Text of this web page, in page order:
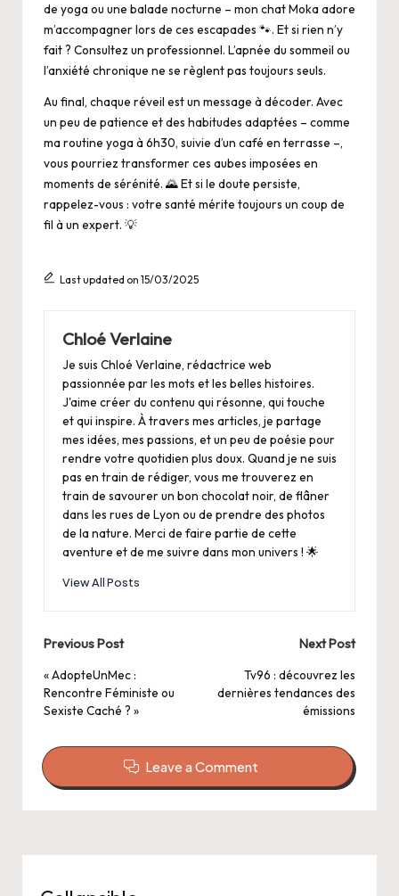
de yoga ou une balade nocturne – mon chat Moka adore
m’accompagner lors de ces escapades 🐾. Et si rien n’y
fait ? Consultez un professionnel. L’apnée du sommeil ou
l’anxiété chronique ne se règlent pas toujours seuls.
Au final, chaque réveil est un message à décoder. Avec
un peu de patience et des habitudes adaptées – comme
ma routine yoga à 6h30, suivie d’un café en terrasse –,
vous pourriez transformer ces aubes imposées en
moments de sérénité. 🌄 Et si le doute persiste,
rappelez-vous : votre santé mérite toujours un coup de
fil à un expert. 💡
Last updated on 15/03/2025
Chloé Verlaine
Je suis Chloé Verlaine, rédactrice web
passionnée par les mots et les belles histoires.
J'aime créer du contenu qui résonne, qui touche
et qui inspire. À travers mes articles, je partage
mes idées, mes passions, et un peu de poésie pour
rendre votre quotidien plus doux. Quand je ne suis
pas en train de rédiger, vous me trouverez en
train de savourer un bon chocolat noir, de flâner
dans les rues de Lyon ou de prendre des photos
de la nature. Merci de faire partie de cette
aventure et de me suivre dans mon univers ! 🌟
View All Posts
Post
navigation
Previous Post
« AdopteUnMec :
Rencontre Féministe ou
Sexiste Caché ? »
Next Post
Tv96 : découvrez les
dernières tendances des
émissions
Leave a Comment